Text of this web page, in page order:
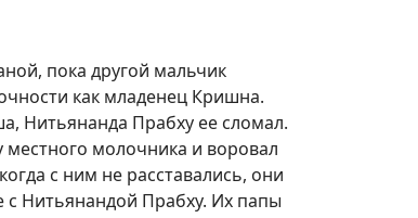
пока другой мальчик
как младенец Кришна.
Нитьянанда Прабху ее сломал.
местного молочника и воровал
с ним не расставались, они
Нитьянандой Прабху. Их папы